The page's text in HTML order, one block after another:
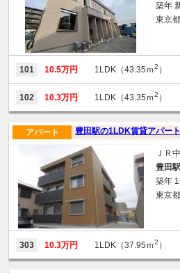
築年
東京
101 10.5万円 1LDK（43.35ｍ2 ）
102 10.3万円 1LDK（43.35ｍ2 ）
豊田駅の1LDK賃貸アパート
アパート
ＪＲ
豊田駅
築年
東京
303 10.3万円 1LDK（37.95ｍ2 ）